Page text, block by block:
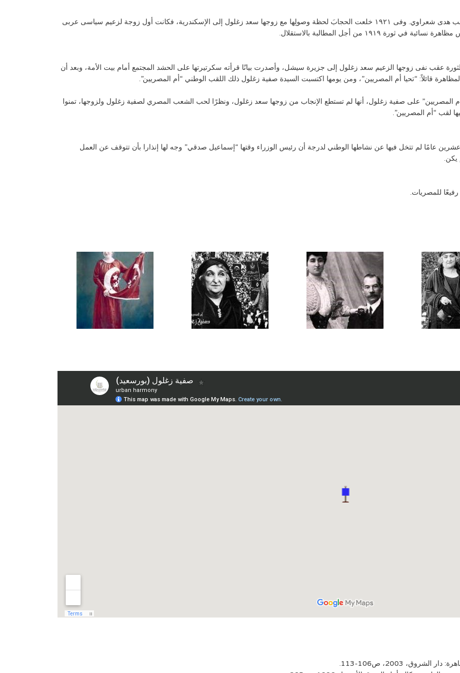
فقد ساهمت بشكل فعال في تحرير المرأة المصرية إلى جانب هدى شعراوي. وفى ١٩٢١ خلعت الحجابَ لحظة وصولِها مع زوجها سعد زغلول إلى الإسكندرية، فكانت أول زوجة لزعيم سياسى عربى
من أجل المطالبة بالاستقلال.
عقب نفى زوجها الزعيم سعد زغلول إلى جزيرة سيشل، وأصدرت بيانًا قرأته سكرتيرتها على الحشد المجتمع أمام بيت الأمة، وبعد أن
قائلاً: “تحيا أم المصريين”، ومن يومها اكتسبت السيدة صفية زغلول ذلك اللقب الوطني “أم المصريين”.
المصريين” على صفية زغلول، أنها لم تستطع الإنجاب من زوجها سعد زغلول، ونظرًا لحب الشعب المصري لصفية زغلول ولزوجها، تمنوا
لقب “أم المصريين”.
أغسطس عام 1927، عاشت صفية عشرين عامًا لم تتخل فيها عن نشاطها الوطني لدرجة أن رئيس الوزراء وقتها “إسماعيل صدقي” وجه لها إنذارا بأن تتوقف عن العمل
يكن.
2003، ص106-113.